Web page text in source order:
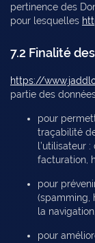
pertinence des
pour lesquelles
7.2 Finalité
https://
partie des
pour
traçabilité
l’utilisateur
facturation,
pour
(spamming,
la
pour